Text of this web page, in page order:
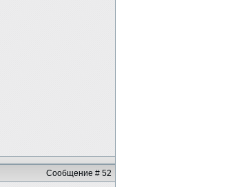
Сообщение # 52